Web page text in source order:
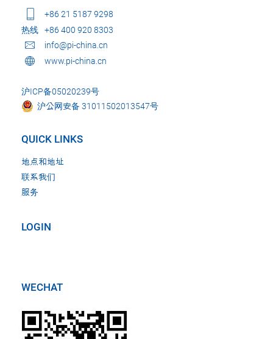
+86 21 5187 9298
热线
+86 400 920 8303
info@pi-china.cn
www.pi-china.cn
沪ICP备05020239号
沪公网安备 31011502013547号
QUICK LINKS
地点和地址
联系我们
服务
LOGIN
WECHAT